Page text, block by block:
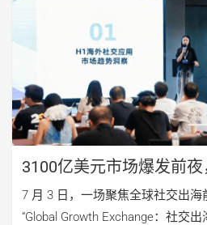
3100亿美元市场爆发前
交出海
7 月 3 日，一场聚焦全球社交出
“Global Growth Exchange：社交